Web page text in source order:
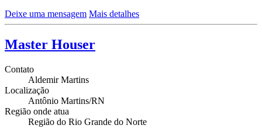
Deixe uma mensagem Mais detalhes
Master Houser
Contato
Aldemir Martins
Localização
Antônio Martins/RN
Região onde atua
Região do Rio Grande do Norte